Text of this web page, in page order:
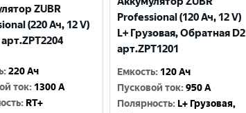
ZUBR
(220 Ач, 12 V)
арт.ZPT2204
:220 Ач
ток: 1300 A
: RT+
Professional (120 Ач, 12 V)
L+ Грузовая, Обратная D2
арт.ZPT1201
Емкость: 120 Ач
Пусковой ток:950 A
Полярность: L+ Грузовая,